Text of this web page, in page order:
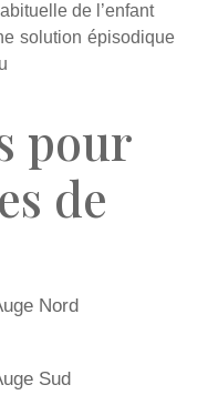
de l’enfant
solution épisodique
pour
de
Nord
Sud